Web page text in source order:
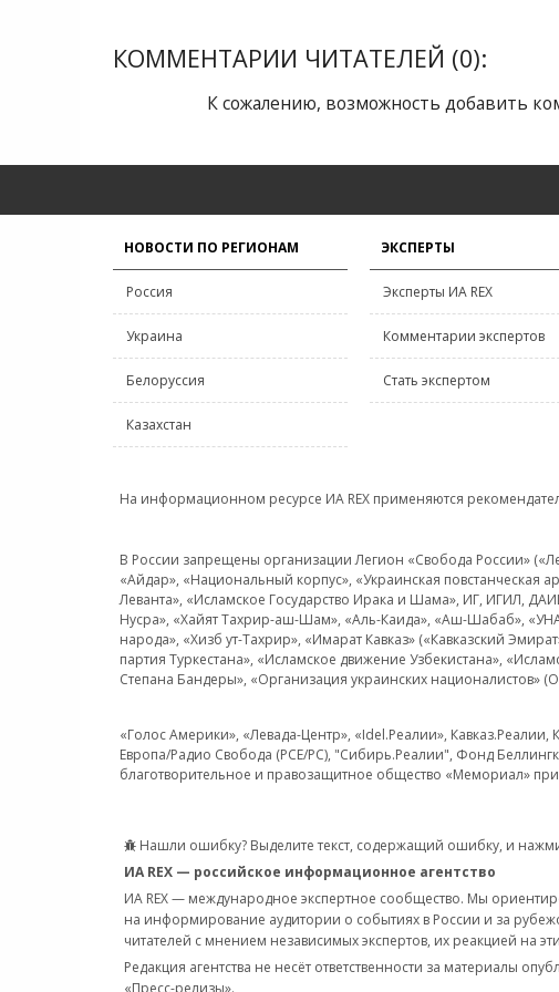
КОММЕНТАРИИ ЧИТАТЕЛЕЙ (0):
К сожалению, возможность добавить
НОВОСТИ ПО РЕГИОНАМ
Россия
Украина
Белоруссия
Казахстан
ЭКСПЕРТЫ
Эксперты ИА REX
Комментарии экспертов
Стать экспертом
На информационном ресурсе ИА REX применяются
В России запрещены организации Легион «Свобода России»
«Айдар», «Национальный корпус», «Украинская повстанческая
Леванта», «Исламское Государство Ирака и Шама», ИГ, ИГИЛ,
Нусра», «Хайят Тахрир-аш-Шам», «Аль-Каида», «Аш-Шабаб»,
народа», «Хизб ут-Тахрир», «Имарат Кавказ» («Кавказский
партия Туркестана», «Исламское движение Узбекистана»,
Степана Бандеры», «Организация украинских
«Голос Америки», «Левада-Центр», «Idel.Реалии»,
Европа/Радио Свобода (PCE/PC), "Сибирь.Реалии", Фонд
благотворительное и правозащитное общество «Мемориал»
Нашли ошибку? Выделите текст, содержащий ошибку, и
ИА REX — российское информационное агентство
ИА REX — международное экспертное сообщество. Мы
на информирование аудитории о событиях в России и за
читателей с мнением независимых экспертов, их реакцией на
Редакция агентства не несёт ответственности за материалы
«Пресс-релизы».